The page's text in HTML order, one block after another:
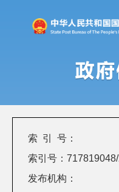
索 引 号：
索引号：
发布机构：